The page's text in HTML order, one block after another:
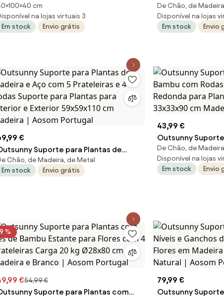
Banco Dormitório Sala Estar
60kg Design Elegante
Branco Resistente Durável |
cm
na lojas virtuais 3
Em stock
Envio grátis
Cavalete de
Desenho para
Ajustável
De Chão, de
Disponível na lojas
Em stock
Envio
€
Suporte para Plantas de
e Aço com 5 Prateleiras e 4
Suporte para Plantas para
Chão, de Madeira, de Metal
Em stock
Envio grátis
43,99 €
Outsunny
Bambu com
Redonda para
33x33x90 cm
De Chão, de
Disponível na lojas
Em stock
Envio
%
€54,99 €
Suporte para Plantas com
79,99 €
Outsunny